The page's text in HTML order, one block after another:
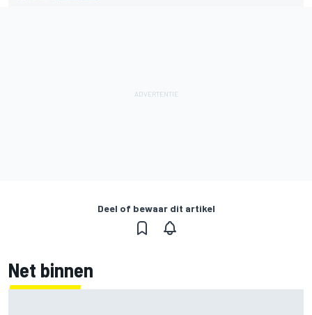
Deel of bewaar dit artikel
Net binnen